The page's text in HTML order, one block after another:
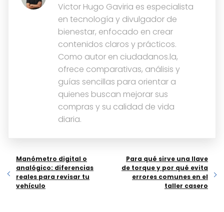
Victor Hugo Gaviria es especialista
en tecnología y divulgador de
bienestar, enfocado en crear
contenidos claros y prácticos.
Como autor en ciudadanos.la,
ofrece comparativas, análisis y
guías sencillas para orientar a
quienes buscan mejorar sus
compras y su calidad de vida
diaria.
Manómetro digital o
analógico: diferencias
reales para revisar tu
vehículo
Para qué sirve una llave
de torque y por qué evita
errores comunes en el
taller casero